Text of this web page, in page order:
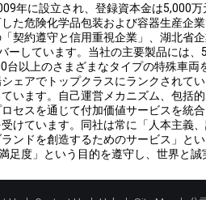
年に設立され、登録資本金は5,000
た危険化学品包装および容器生産企
契約遵守と信用重視企業」、湖北省
ーしています。当社の主要製品には
台以上のさまざまなタイプの特殊車
ェアでトップクラスにランクされて
います。自己運営メカニズム、包括
セスを通じて付加価値サービスを統
けています。同社は常に「人本主義
ンドを創造するためのサービス」と
足度」という目的を遵守し、世界と